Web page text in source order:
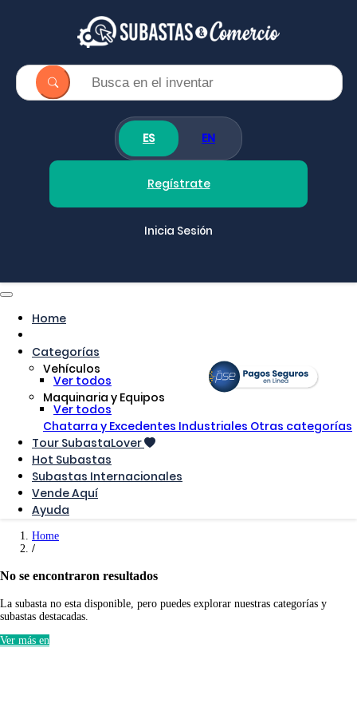
ES EN
Regístrate
Inicia Sesión
Home
Categorías
Vehículos
Ver todos
Maquinaria y Equipos
Ver todos
Chatarra y Excedentes Industriales Otras categorías
Tour SubastaLover
Hot Subastas
Subastas Internacionales
Vende Aquí
Ayuda
Home
No se encontraron resultados
La subasta no esta disponible, pero puedes explorar nuestras categorías y
subastas destacadas.
Ver más en